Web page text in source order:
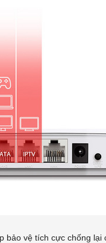
bảo vệ tích cực chống